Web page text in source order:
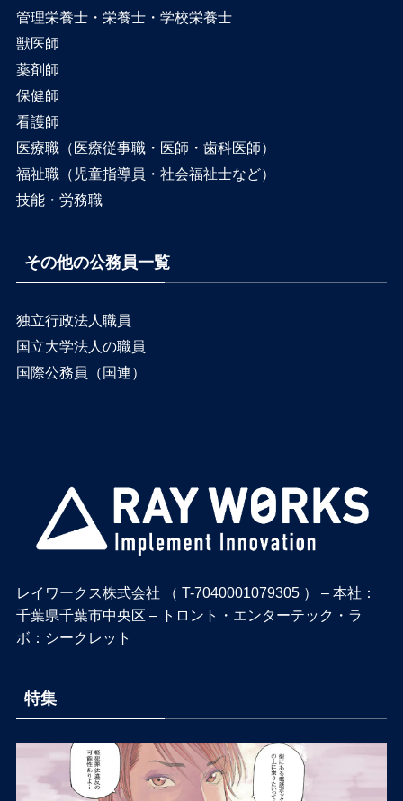
管理栄養士・栄養士・学校栄養士
獣医師
薬剤師
保健師
看護師
医療職（医療従事職・医師・歯科医師）
福祉職（児童指導員・社会福祉士など）
技能・労務職
その他の公務員一覧
独立行政法人職員
国立大学法人の職員
国際公務員（国連）
レイワークス株式会社 （ T-7040001079305 ） – 本社：
千葉県千葉市中央区 – トロント・エンターテック・ラ
ボ：シークレット
特集